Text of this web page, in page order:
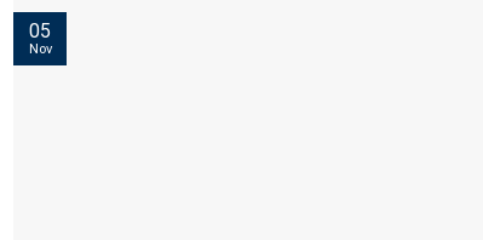
05
Nov